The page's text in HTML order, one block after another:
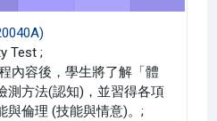
Test ;
內容後，學生將了解「體
測方法(認知)，並習得各項
與倫理 (技能與情意)。;